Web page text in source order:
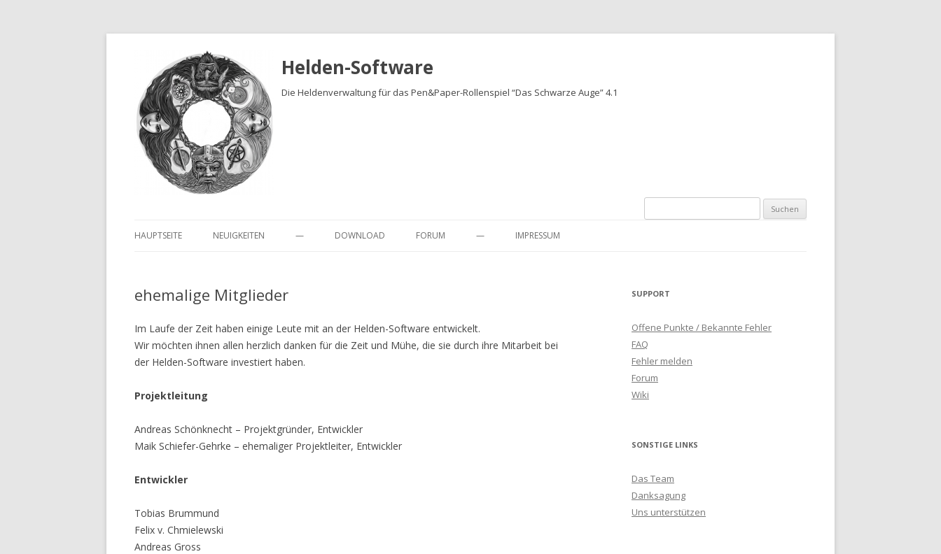
Helden-Software
Die Heldenverwaltung für das Pen&Paper-Rollenspiel “Das Schwarze Auge” 4.1
Suchen
HAUPTSEITE NEUIGKEITEN — DOWNLOAD FORUM — IMPRESSUM
ehemalige Mitglieder
Im Laufe der Zeit haben einige Leute mit an der Helden-Software entwickelt.
Wir möchten ihnen allen herzlich danken für die Zeit und Mühe, die sie durch ihre Mitarbeit bei
der Helden-Software investiert haben.
Projektleitung
Andreas Schönknecht – Projektgründer, Entwickler
Maik Schiefer-Gehrke – ehemaliger Projektleiter, Entwickler
Entwickler
Tobias Brummund
Felix v. Chmielewski
Andreas Gross
SUPPORT
Offene Punkte / Bekannte Fehler
FAQ
Fehler melden
Forum
Wiki
SONSTIGE LINKS
Das Team
Danksagung
Uns unterstützen